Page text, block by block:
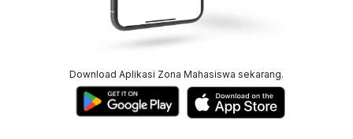
Download Aplikasi Zona Mahasiswa sekarang.